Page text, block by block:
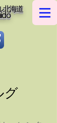
北海道
グ